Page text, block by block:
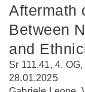
Aftermath
Between
and
Sr 111.41, 4.
28.01.2025